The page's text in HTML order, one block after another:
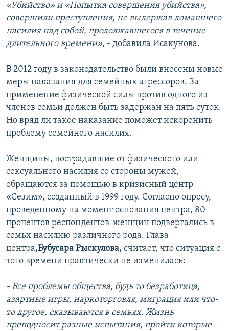
«Убийство» и «Попытка совершения убийства»,
совершили преступления, не выдержав домашнего
насилия над собой, продолжавшегося в течение
длительного времени», - добавила Исакунова.
В 2012 году в законодательство были внесены новые
меры наказания для семейных агрессоров. За
применение физической силы против одного из
членов семьи должен быть задержан на пять суток.
Но вряд ли такое наказание поможет искоренить
проблему семейного насилия.
Женщины, пострадавшие от физического или
сексуального насилия со стороны мужей,
обращаются за помощью в кризисный центр
«Сезим», созданный в 1999 году. Согласно опросу,
проведенному на момент основания центра, 80
процентов респондентов-женщин подвергались в
семьх насилию различного рода. Глава
центра,Бубусара Рыскулова, считает, что ситуация с
того времени практически не изменилась:
- Все проблемы общества, будь то безработица,
азартные игры, наркоторговля, миграция или что-
то другое, сказываются в семьях. Жизнь
преподносит разные испытания, пройти которые